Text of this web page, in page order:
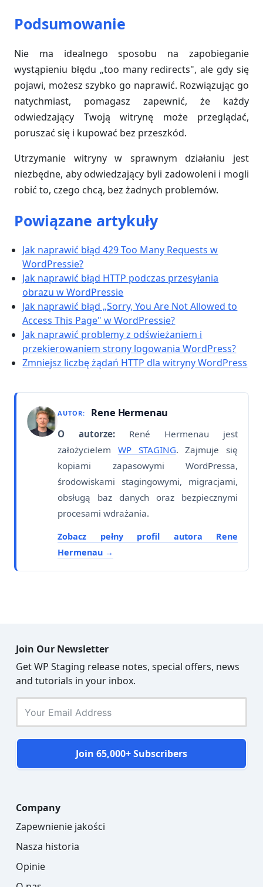
Podsumowanie
Nie ma idealnego sposobu na zapobieganie
wystąpieniu błędu „too many redirects", ale gdy się
pojawi, możesz szybko go naprawić. Rozwiązując go
natychmiast, pomagasz zapewnić, że każdy
odwiedzający Twoją witrynę może przeglądać,
poruszać się i kupować bez przeszkód.
Utrzymanie witryny w sprawnym działaniu jest
niezbędne, aby odwiedzający byli zadowoleni i mogli
robić to, czego chcą, bez żadnych problemów.
Powiązane artykuły
Jak naprawić błąd 429 Too Many Requests w
WordPressie?
Jak naprawić błąd HTTP podczas przesyłania
obrazu w WordPressie
Jak naprawić błąd „Sorry, You Are Not Allowed to
Access This Page" w WordPressie?
Jak naprawić problemy z odświeżaniem i
przekierowaniem strony logowania WordPress?
Zmniejsz liczbę żądań HTTP dla witryny WordPress
AUTOR: Rene Hermenau
O autorze: René Hermenau jest
założycielem WP STAGING. Zajmuje się
kopiami zapasowymi WordPressa,
środowiskami stagingowymi, migracjami,
obsługą baz danych oraz bezpiecznymi
procesami wdrażania.
Zobacz pełny profil autora Rene
Hermenau
Join Our Newsletter
Get WP Staging release notes, special offers, news
and tutorials in your inbox.
Join 65,000+ Subscribers
Company
Zapewnienie jakości
Nasza historia
Opinie